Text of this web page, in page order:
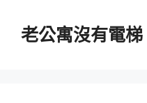
老公寓沒有電梯